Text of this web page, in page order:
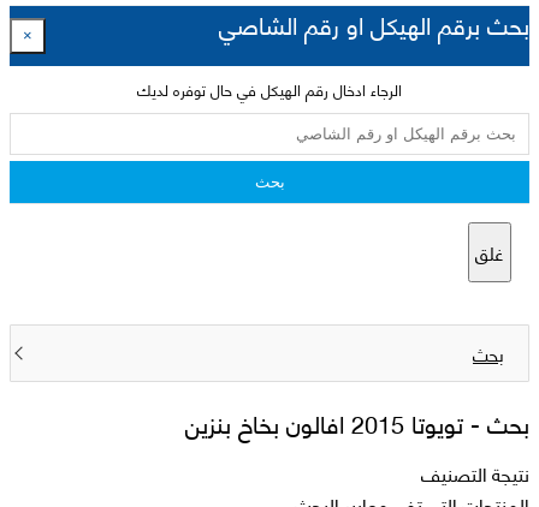
بحث برقم الهيكل او رقم الشاصي ×
الرجاء ادخال رقم الهيكل في حال توفره لديك
بحث
غلق
بحث
بحث -تويوتا 2015 افالون بخاخ بنزين
نتيجة التصنيف